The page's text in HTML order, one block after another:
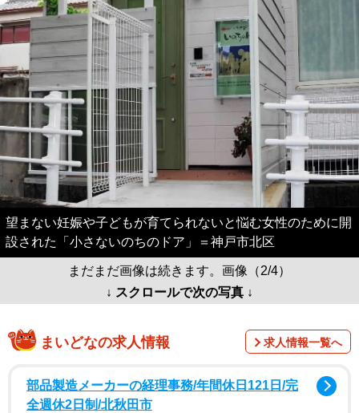
望まない妊娠や子どもが育てられないと悩む女性のために開
設された「小さないのちのドア」＝神戸市北区
まだまだ画像は続きます。画像（2/4）
↓ スクロールで次の写真 ↓
まいどなの求人情報 求人情報一覧へ
部品製造メーカーの経理事務/年間休日121日/完
全週休2日制/北秋田市